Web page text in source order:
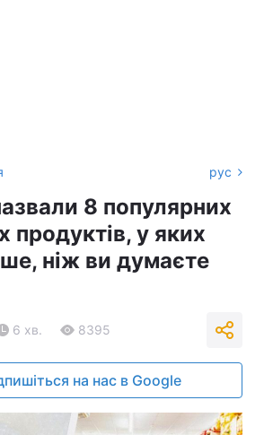
рус
8 популярних
продуктів, у яких
ніж ви думаєте
6 хв. 8395
на нас в Google